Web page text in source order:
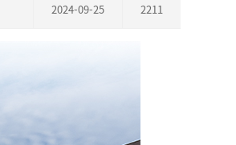
2024-09-25 2211